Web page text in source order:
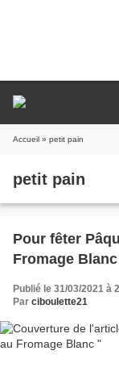
Accueil » petit pain
petit pain
Pour fêter
Fromage Blanc
Publié le 31/03/2021 à
Par ciboulette21